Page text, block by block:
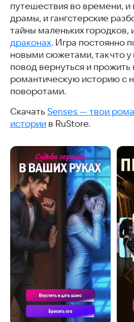
путешествия во времени, и
драмы, и гангстерские
тайны маленьких городков,
драконах. Игра постоянно
новыми сюжетами, так что у
повод вернуться и
романтическую историю с
поворотами.
Скачать Senses — твои
истории в RuStore.